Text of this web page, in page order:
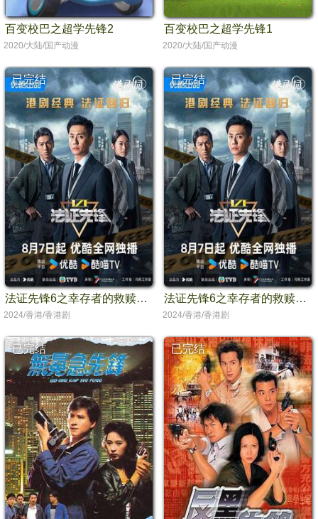
百变校巴之超学先锋2
2020/大陆/国产动漫
百变校巴之超学先锋1
2020/大陆/国产动漫
已完结
法证先锋6之幸存者的救赎粤语
2024/香港/香港剧
已完结
法证先锋6之幸存者的救赎国语
2024/香港/香港剧
已完结 已完结